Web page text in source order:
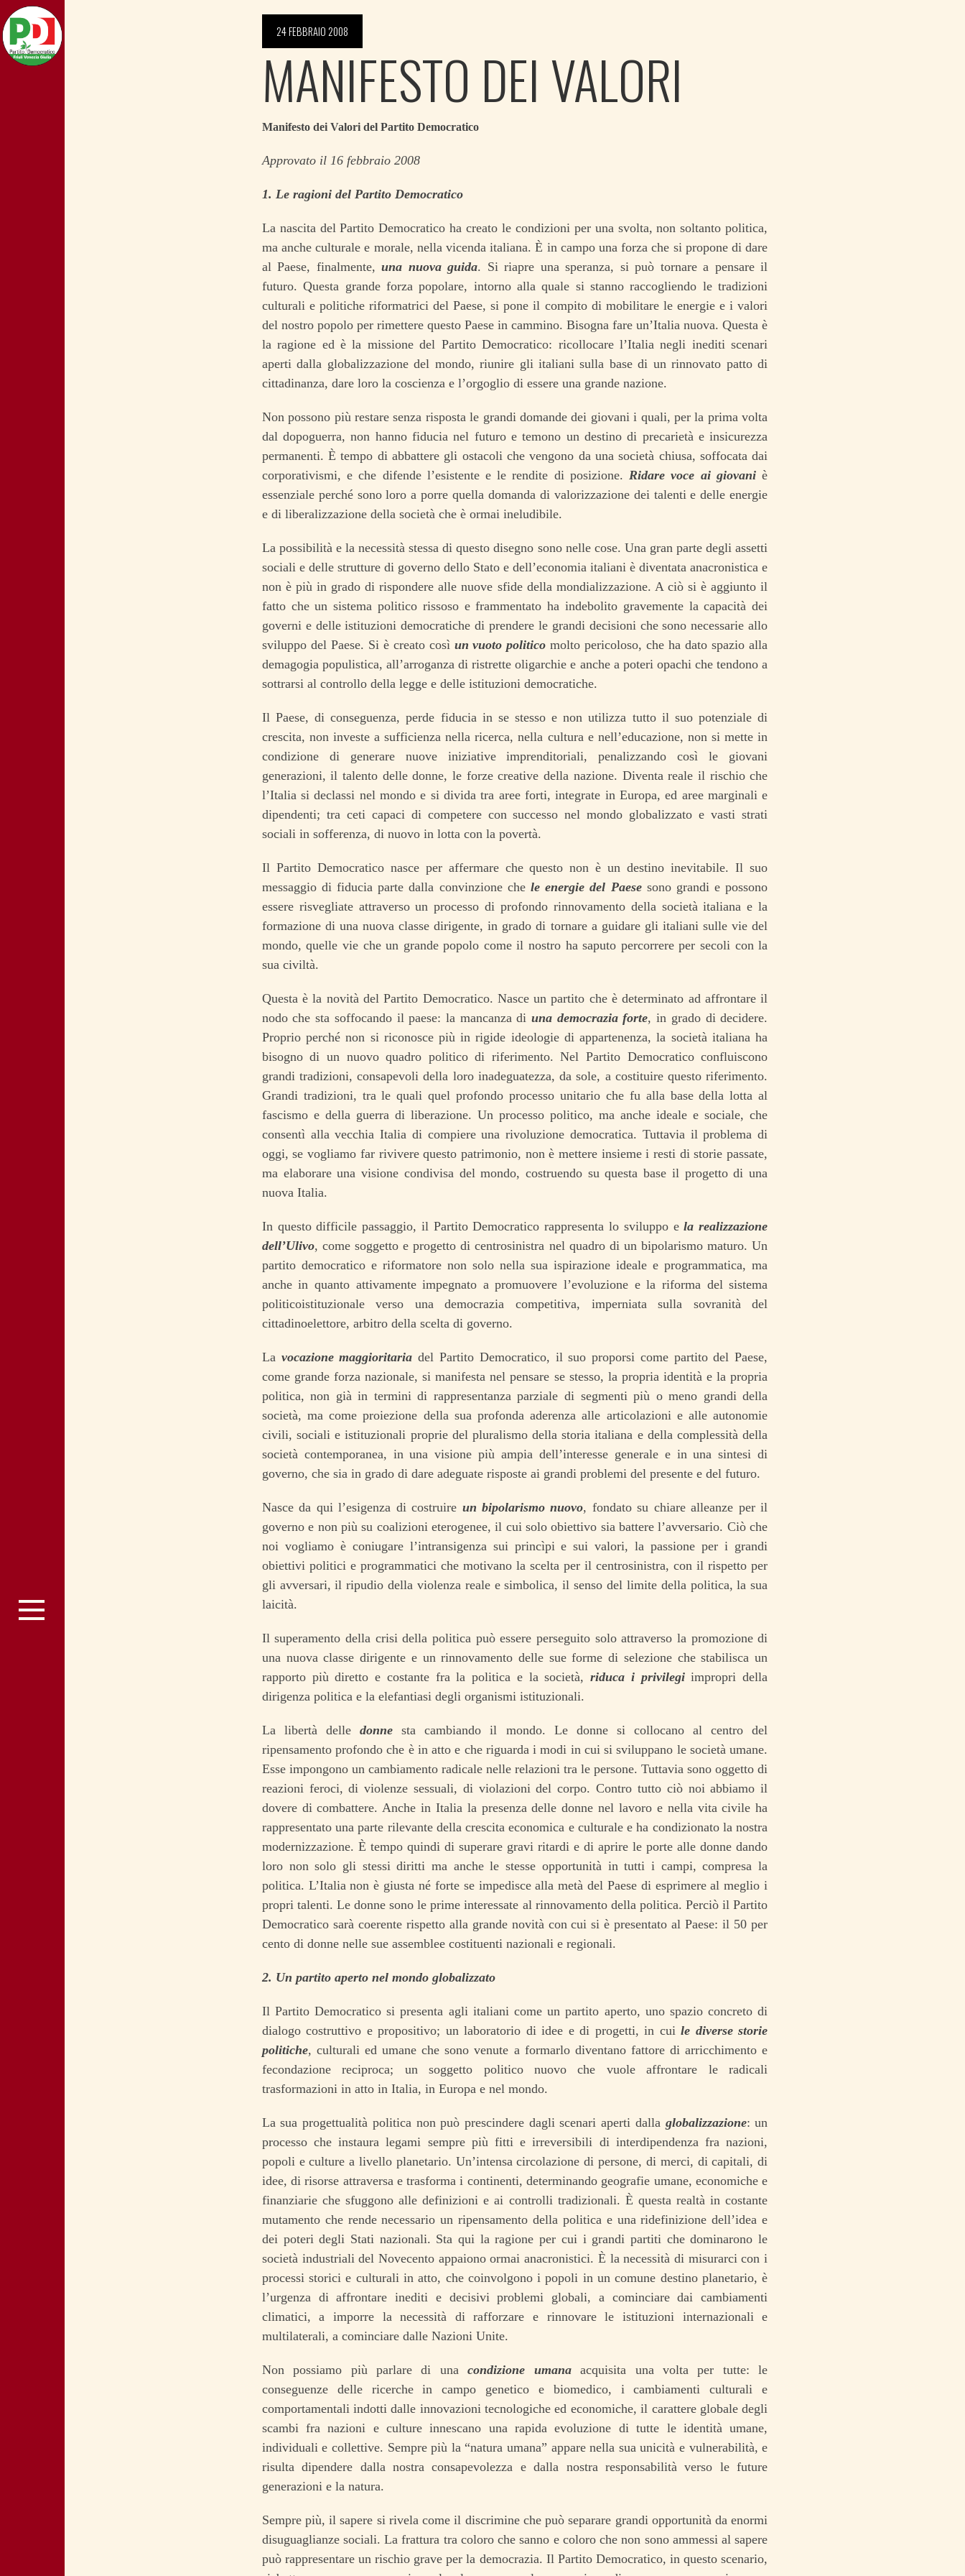
24 FEBBRAIO 2008
MANIFESTO DEI VALORI
Manifesto dei Valori del Partito Democratico
Approvato il 16 febbraio 2008
1. Le ragioni del Partito Democratico
La nascita del Partito Democratico ha creato le condizioni per una svolta, non soltanto politica,
ma anche culturale e morale, nella vicenda italiana. È in campo una forza che si propone di dare
al Paese, finalmente,una nuova guida. Si riapre una speranza, si può tornare a pensare il
futuro. Questa grande forza popolare, intorno alla quale si stanno raccogliendo le tradizioni
culturali e politiche riformatrici del Paese, si pone il compito di mobilitare le energie e i valori
del nostro popolo per rimettere questo Paese in cammino. Bisogna fare un’Italia nuova. Questa è
la ragione ed è la missione del Partito Democratico: ricollocare l’Italia negli inediti scenari
aperti dalla globalizzazione del mondo, riunire gli italiani sulla base di un rinnovato patto di
cittadinanza, dare loro la coscienza e l’orgoglio di essere una grande nazione.
Non possono più restare senza risposta le grandi domande dei giovani i quali, per la prima volta
dal dopoguerra, non hanno fiducia nel futuro e temono un destino di precarietà e insicurezza
permanenti. È tempo di abbattere gli ostacoli che vengono da una società chiusa, soffocata dai
corporativismi, e che difende l’esistente e le rendite di posizione.Ridare voce ai giovaniè
essenziale perché sono loro a porre quella domanda di valorizzazione dei talenti e delle energie
e di liberalizzazione della società che è ormai ineludibile.
La possibilità e la necessità stessa di questo disegno sono nelle cose. Una gran parte degli assetti
sociali e delle strutture di governo dello Stato e dell’economia italiani è diventata anacronistica e
non è più in grado di rispondere alle nuove sfide della mondializzazione. A ciò si è aggiunto il
fatto che un sistema politico rissoso e frammentato ha indebolito gravemente la capacità dei
governi e delle istituzioni democratiche di prendere le grandi decisioni che sono necessarie allo
sviluppo del Paese. Si è creato così un vuoto politico molto pericoloso, che ha dato spazio alla
demagogia populistica, all’arroganza di ristrette oligarchie e anche a poteri opachi che tendono a
sottrarsi al controllo della legge e delle istituzioni democratiche.
Il Paese, di conseguenza, perde fiducia in se stesso e non utilizza tutto il suo potenziale di
crescita, non investe a sufficienza nella ricerca, nella cultura e nell’educazione, non si mette in
condizione di generare nuove iniziative imprenditoriali, penalizzando così le giovani
generazioni, il talento delle donne, le forze creative della nazione. Diventa reale il rischio che
l’Italia si declassi nel mondo e si divida tra aree forti, integrate in Europa, ed aree marginali e
dipendenti; tra ceti capaci di competere con successo nel mondo globalizzato e vasti strati
sociali in sofferenza, di nuovo in lotta con la povertà.
Il Partito Democratico nasce per affermare che questo non è un destino inevitabile. Il suo
messaggio di fiducia parte dalla convinzione che le energie del Paese sono grandi e possono
essere risvegliate attraverso un processo di profondo rinnovamento della società italiana e la
formazione di una nuova classe dirigente, in grado di tornare a guidare gli italiani sulle vie del
mondo, quelle vie che un grande popolo come il nostro ha saputo percorrere per secoli con la
sua civiltà.
Questa è la novità del Partito Democratico. Nasce un partito che è determinato ad affrontare il
nodo che sta soffocando il paese: la mancanza diuna democrazia forte, in grado di decidere.
Proprio perché non si riconosce più in rigide ideologie di appartenenza, la società italiana ha
bisogno di un nuovo quadro politico di riferimento. Nel Partito Democratico confluiscono
grandi tradizioni, consapevoli della loro inadeguatezza, da sole, a costituire questo riferimento.
Grandi tradizioni, tra le quali quel profondo processo unitario che fu alla base della lotta al
fascismo e della guerra di liberazione. Un processo politico, ma anche ideale e sociale, che
consentì alla vecchia Italia di compiere una rivoluzione democratica. Tuttavia il problema di
oggi, se vogliamo far rivivere questo patrimonio, non è mettere insieme i resti di storie passate,
ma elaborare una visione condivisa del mondo, costruendo su questa base il progetto di una
nuova Italia.
In questo difficile passaggio, il Partito Democratico rappresenta lo sviluppo ela realizzazione
dell’Ulivo, come soggetto e progetto di centrosinistra nel quadro di un bipolarismo maturo. Un
partito democratico e riformatore non solo nella sua ispirazione ideale e programmatica, ma
anche in quanto attivamente impegnato a promuovere l’evoluzione e la riforma del sistema
politicoistituzionale verso una democrazia competitiva, imperniata sulla sovranità del
cittadinoelettore, arbitro della scelta di governo.
La vocazione maggioritariadel Partito Democratico, il suo proporsi come partito del Paese,
come grande forza nazionale, si manifesta nel pensare se stesso, la propria identità e la propria
politica, non già in termini di rappresentanza parziale di segmenti più o meno grandi della
società, ma come proiezione della sua profonda aderenza alle articolazioni e alle autonomie
civili, sociali e istituzionali proprie del pluralismo della storia italiana e della complessità della
società contemporanea, in una visione più ampia dell’interesse generale e in una sintesi di
governo, che sia in grado di dare adeguate risposte ai grandi problemi del presente e del futuro.
Nasce da qui l’esigenza di costruire un bipolarismo nuovo, fondato su chiare alleanze per il
governo e non più su coalizioni eterogenee, il cui solo obiettivo sia battere l’avversario. Ciò che
noi vogliamo è coniugare l’intransigenza sui princìpi e sui valori, la passione per i grandi
obiettivi politici e programmatici che motivano la scelta per il centrosinistra, con il rispetto per
gli avversari, il ripudio della violenza reale e simbolica, il senso del limite della politica, la sua
laicità.
Il superamento della crisi della politica può essere perseguito solo attraverso la promozione di
una nuova classe dirigente e un rinnovamento delle sue forme di selezione che stabilisca un
rapporto più diretto e costante fra la politica e la società,riduca i privilegiimpropri della
dirigenza politica e la elefantiasi degli organismi istituzionali.
La libertà delledonne
sta cambiando il mondo. Le donne si collocano al centro del
ripensamento profondo che è in atto e che riguarda i modi in cui si sviluppano le società umane.
Esse impongono un cambiamento radicale nelle relazioni tra le persone. Tuttavia sono oggetto di
reazioni feroci, di violenze sessuali, di violazioni del corpo. Contro tutto ciò noi abbiamo il
dovere di combattere. Anche in Italia la presenza delle donne nel lavoro e nella vita civile ha
rappresentato una parte rilevante della crescita economica e culturale e ha condizionato la nostra
modernizzazione. È tempo quindi di superare gravi ritardi e di aprire le porte alle donne dando
loro non solo gli stessi diritti ma anche le stesse opportunità in tutti i campi, compresa la
politica. L’Italia non è giusta né forte se impedisce alla metà del Paese di esprimere al meglio i
propri talenti. Le donne sono le prime interessate al rinnovamento della politica. Perciò il Partito
Democratico sarà coerente rispetto alla grande novità con cui si è presentato al Paese: il 50 per
cento di donne nelle sue assemblee costituenti nazionali e regionali.
2. Un partito aperto nel mondo globalizzato
Il Partito Democratico si presenta agli italiani come un partito aperto, uno spazio concreto di
dialogo costruttivo e propositivo; un laboratorio di idee e di progetti, in cuile diverse storie
politiche, culturali ed umane che sono venute a formarlo diventano fattore di arricchimento e
fecondazione reciproca; un soggetto politico nuovo che vuole affrontare le radicali
trasformazioni in atto in Italia, in Europa e nel mondo.
La sua progettualità politica non può prescindere dagli scenari aperti dalla globalizzazione: un
processo che instaura legami sempre più fitti e irreversibili di interdipendenza fra nazioni,
popoli e culture a livello planetario. Un’intensa circolazione di persone, di merci, di capitali, di
idee, di risorse attraversa e trasforma i continenti, determinando geografie umane, economiche e
finanziarie che sfuggono alle definizioni e ai controlli tradizionali. È questa realtà in costante
mutamento che rende necessario un ripensamento della politica e una ridefinizione dell’idea e
dei poteri degli Stati nazionali. Sta qui la ragione per cui i grandi partiti che dominarono le
società industriali del Novecento appaiono ormai anacronistici. È la necessità di misurarci con i
processi storici e culturali in atto, che coinvolgono i popoli in un comune destino planetario, è
l’urgenza di affrontare inediti e decisivi problemi globali, a cominciare dai cambiamenti
climatici, a imporre la necessità di rafforzare e rinnovare le istituzioni internazionali e
multilaterali, a cominciare dalle Nazioni Unite.
Non possiamo più parlare di unacondizione umana
acquisita una volta per tutte: le
conseguenze delle ricerche in campo genetico e biomedico, i cambiamenti culturali e
comportamentali indotti dalle innovazioni tecnologiche ed economiche, il carattere globale degli
scambi fra nazioni e culture innescano una rapida evoluzione di tutte le identità umane,
individuali e collettive. Sempre più la “natura umana” appare nella sua unicità e vulnerabilità, e
risulta dipendere dalla nostra consapevolezza e dalla nostra responsabilità verso le future
generazioni e la natura.
Sempre più, il sapere si rivela come il discrimine che può separare grandi opportunità da enormi
disuguaglianze sociali. La frattura tra coloro che sanno e coloro che non sono ammessi al sapere
può rappresentare un rischio grave per la democrazia. Il Partito Democratico, in questo scenario,